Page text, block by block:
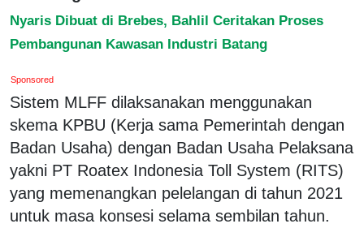
Nyaris Dibuat di Brebes, Bahlil Ceritakan Proses
Pembangunan Kawasan Industri Batang
Sponsored
Sistem MLFF dilaksanakan menggunakan
skema KPBU (Kerja sama Pemerintah dengan
Badan Usaha) dengan Badan Usaha Pelaksana
yakni PT Roatex Indonesia Toll System (RITS)
yang memenangkan pelelangan di tahun 2021
untuk masa konsesi selama sembilan tahun.